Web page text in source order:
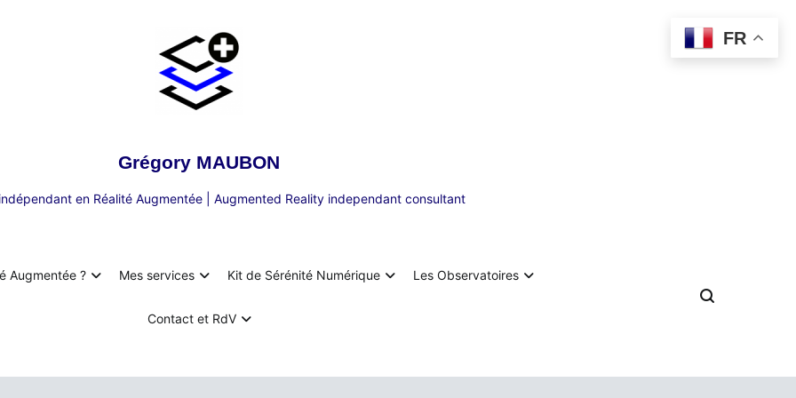
Grégory MAUBON
en Réalité Augmentée | Augmented Reality independant consultant
Augmentée ? Mes services Kit de Sérénité Numérique Les Observatoires
Contact et RdV
FR